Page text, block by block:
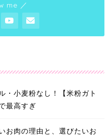
me ／
・小麦粉なし！【米粉ガト
最高すぎ
お肉の理由と、選びたいお